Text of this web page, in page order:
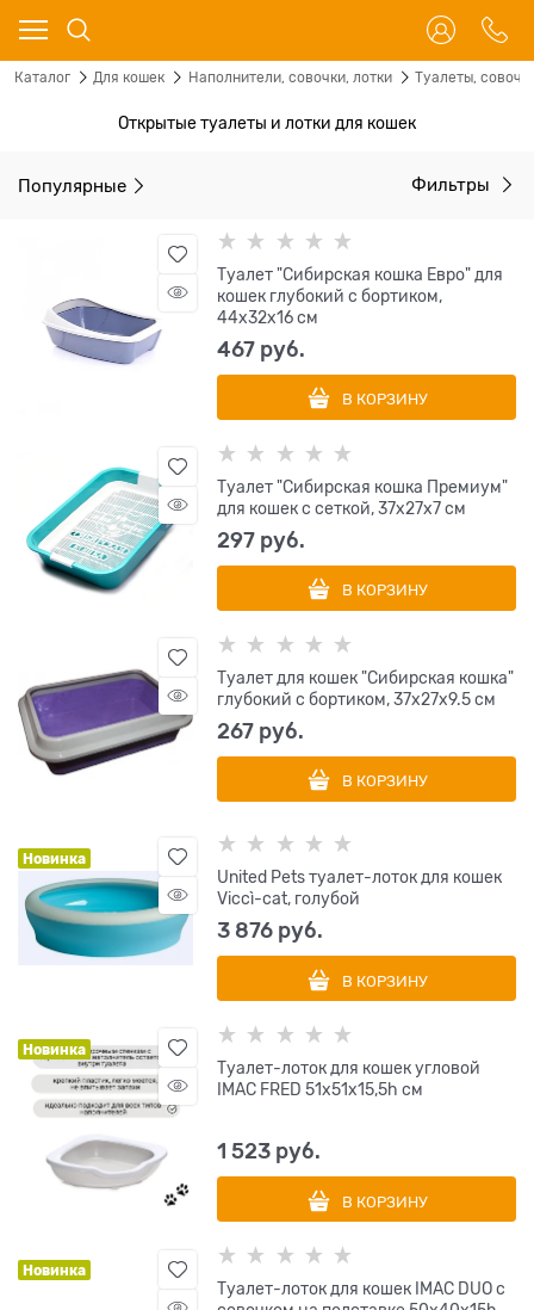
Каталог Для кошек Наполнители, совочки, лотки Туалеты,
Открытые туалеты и лотки для кошек
Популярные Фильтры
Туалет "Сибирская кошка Евро" для
кошек глубокий с бортиком,
44x32x16 см
467 руб.
В КОРЗИНУ
Туалет "Сибирская кошка Премиум"
для кошек с сеткой, 37x27x7 см
297 руб.
В КОРЗИНУ
Туалет для кошек "Сибирская кошка"
глубокий с бортиком, 37x27x9.5 см
267 руб.
В КОРЗИНУ
Новинка
United Pets туалет-лоток для кошек
Viccì-cat, голубой
3 876 руб.
В КОРЗИНУ
Новинка
Туалет-лоток для кошек угловой
IMAC FRED 51х51х15,5h см
1 523 руб.
В КОРЗИНУ
Новинка
Туалет-лоток для кошек IMAC DUO с